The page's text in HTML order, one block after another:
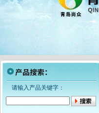
请输入产品关键字：